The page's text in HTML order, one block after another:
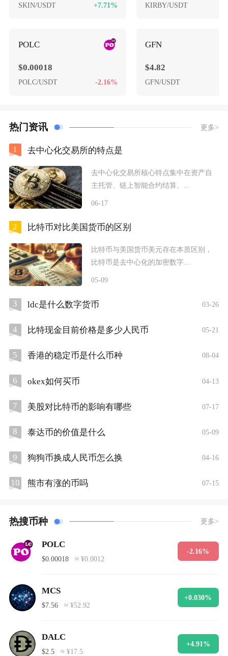
SKIN/USDT +7.71%
POLC
$0.00018
POLC/USDT -2.16%
KIRBY/USDT
GFN
$4.82
GFN/USDT
热门资讯 更多>
1 去中心化交易所的特点是
去中心化交易所核心特点集中在资产自
主托管、链上智能合约结算、...
06-17
2 比特币对比美国货币的区别
比特币与美国货币美元存在本质区别，
比特币是去中心化的加密数字...
05-09
3 ldc是什么数字货币 03-26
4 比特现金目前价格是多少人民币 05-21
5 香港的稳定币是什么币种 08-04
6 okex如何买币 04-13
7 美股对比特币的影响有哪些 07-17
8 泰达币的价值是什么 05-09
9 狗狗币换成人民币怎么换 04-16
10 熊市有涨的币吗 07-15
热搜币种 更多>
POLC
$0.00018 ≈ ¥0.0012
-2.16%
MCS
$7.56 ≈ ¥52.92
+0.030%
DALC
$2.5 ≈ ¥17.5
+4.91%